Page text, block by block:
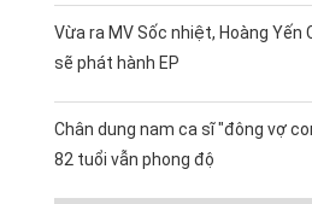
Vừa ra MV Sốc nhiệt, Hoàng Yến
sẽ phát hành EP
Chân dung nam ca sĩ "đông vợ
82 tuổi vẫn phong độ